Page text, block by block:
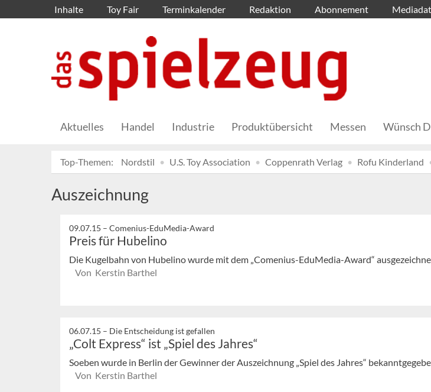
Inhalte Toy Fair Terminkalender Redaktion Abonnement
Aktuelles Handel Industrie Produktübersicht Messen Wünsch
Top-Themen: Nordstil U.S. Toy Association Coppenrath Verlag Rofu Kinderland
Auszeichnung
09.07.15 – Comenius-EduMedia-Award
Preis für Hubelino
Die Kugelbahn von Hubelino wurde mit dem „Comenius-EduMedia-Award“
Von Kerstin Barthel
06.07.15 – Die Entscheidung ist gefallen
„Colt Express“ ist „Spiel des Jahres“
Soeben wurde in Berlin der Gewinner der Auszeichnung „Spiel des Jahres“
Von Kerstin Barthel